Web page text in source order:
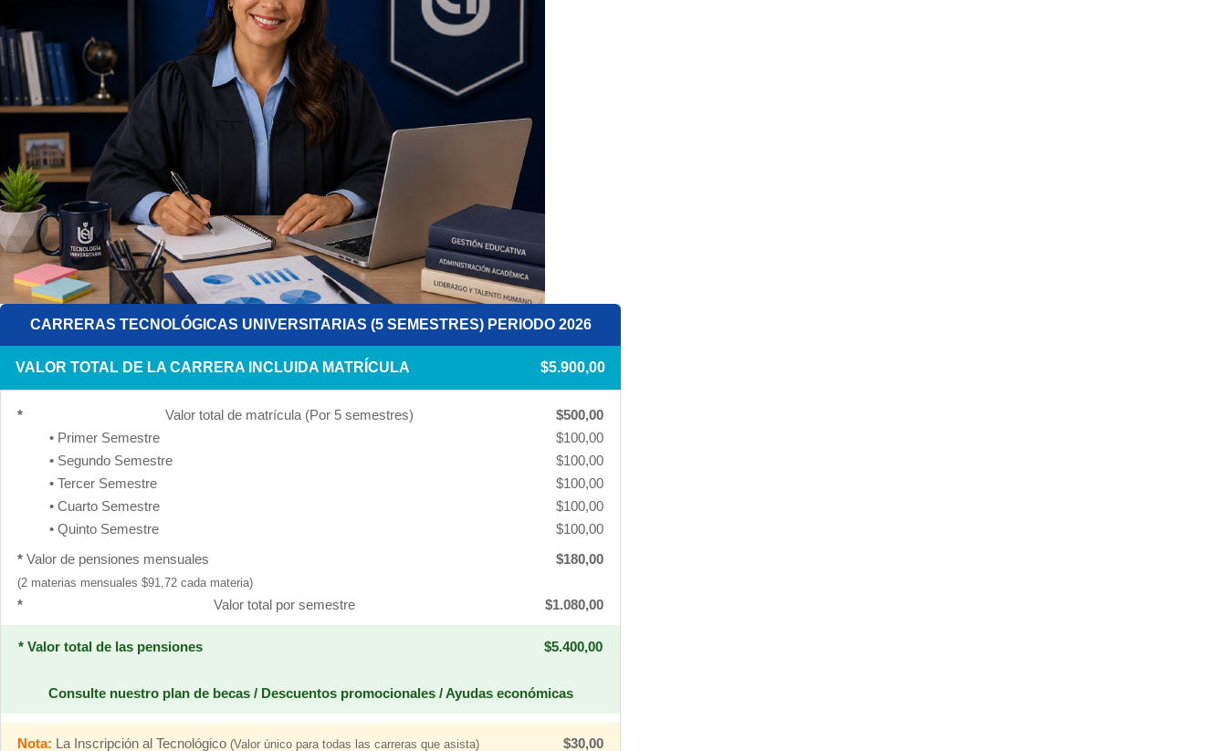
CARRERAS TECNOLÓGICAS UNIVERSITARIAS (5 SEMESTRES) PERIODO 2026
VALOR TOTAL DE LA CARRERA INCLUIDA MATRÍCULA $5.900,00
* Valor total de matrícula (Por 5 semestres)
$500,00
• Primer Semestre
$100,00
• Segundo Semestre
$100,00
• Tercer Semestre
$100,00
• Cuarto Semestre
$100,00
• Quinto Semestre
$100,00
* Valor de pensiones mensuales
(2 materias mensuales $91,72 cada materia)
$180,00
* Valor total por semestre $1.080,00
* Valor total de las pensiones $5.400,00
Consulte nuestro plan de becas / Descuentos promocionales / Ayudas económicas
Nota: La Inscripción al Tecnológico (Valor único para todas las carreras que asista) $30,00